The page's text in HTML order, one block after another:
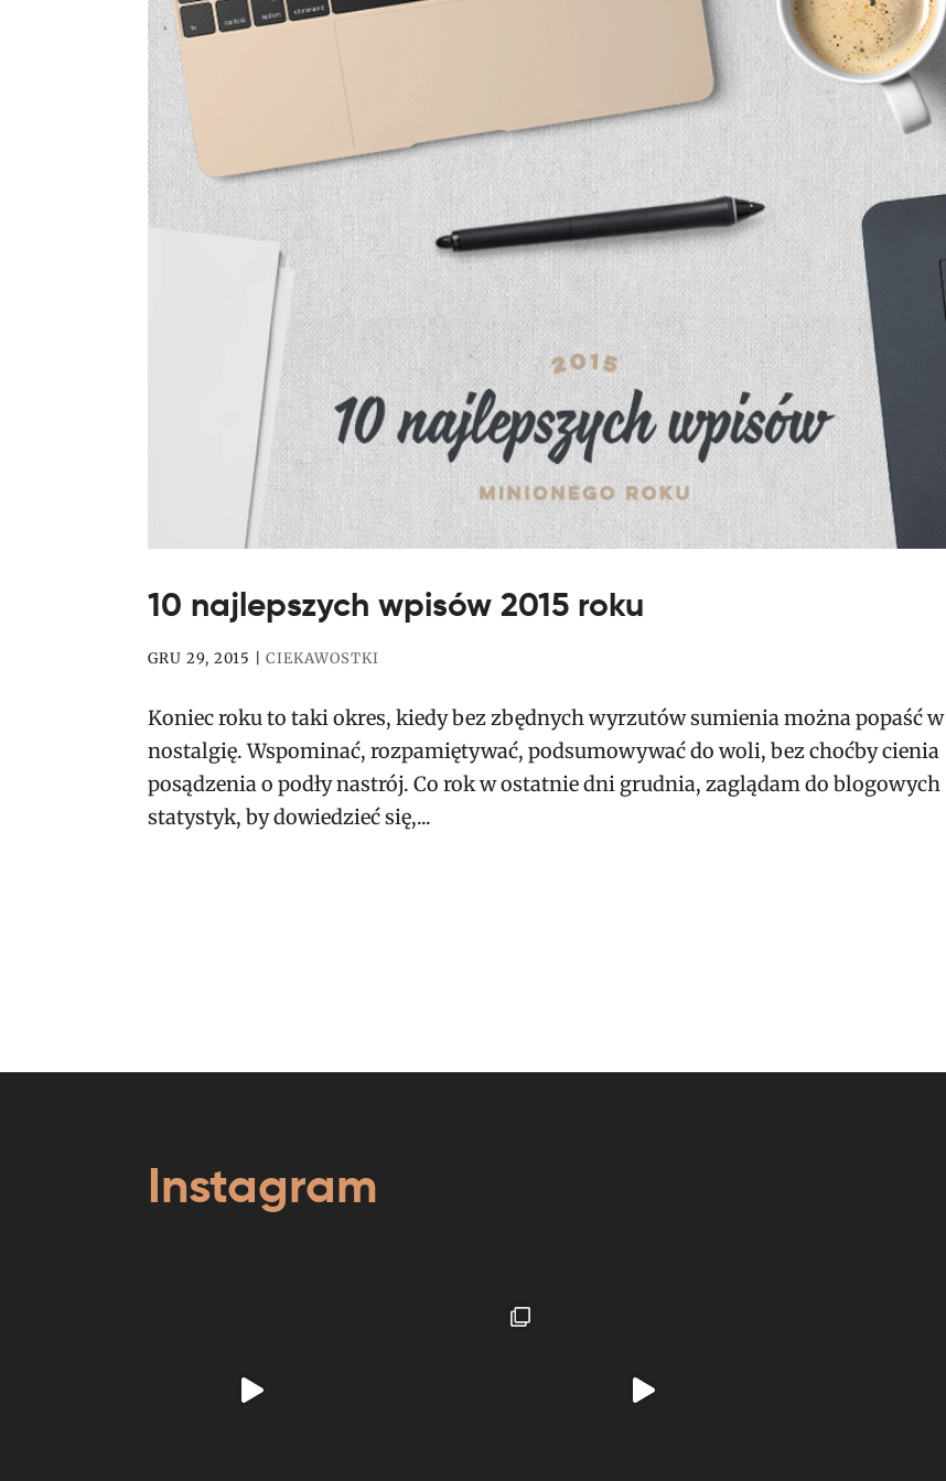
10 najlepszych wpisów 2015 roku
GRU 29, 2015 |CIEKAWOSTKI
Koniec roku to taki okres, kiedy bez zbędnych wyrzutów sumienia można popaść w
nostalgię. Wspominać, rozpamiętywać, podsumowywać do woli, bez choćby cienia
posądzenia o podły nastrój. Co rok w ostatnie dni grudnia, zaglądam do blogowych
statystyk, by dowiedzieć się,...
Instagram